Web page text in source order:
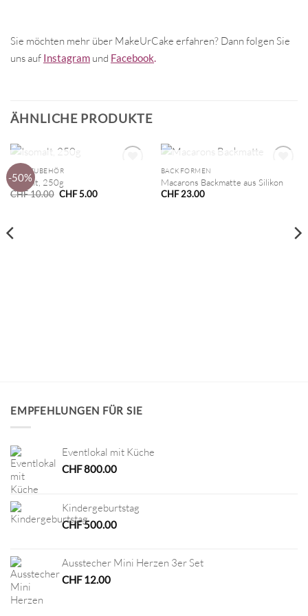
Sie möchten mehr über MakeUrCake erfahren? Dann folgen Sie
uns auf Instagram und Facebook
ÄHNLICHE PRODUKTE
-50% NICHT VORRÄTIG
BACKZUBEHÖR
Isomalt, 250g
CHF10.00 Ursprünglicher
CHF5.00Aktueller
NICHT VORRÄTIG
BACKFORMEN
Macarons Backmatte aus Silikon
CHF23.00
EMPFEHLUNGEN FÜR SIE
Eventlokal mit Küche
CHF800.00
Kindergeburtstag
CHF500.00
Ausstecher Mini Herzen 3er Set
CHF12.00